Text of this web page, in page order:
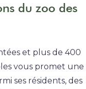
du zoo des
et plus de 400
vous promet une
ses résidents, des